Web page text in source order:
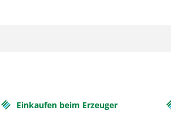
Einkaufen beim Erzeuger